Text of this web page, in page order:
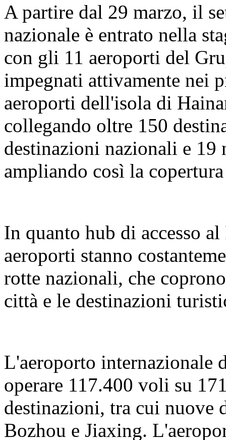
A partire dal 29 marzo, il
nazionale è entrato nella
con gli 11 aeroporti del
impegnati attivamente nei
aeroporti dell'isola di
collegando oltre 150
destinazioni nazionali e
ampliando così la
In quanto hub di accesso
aeroporti stanno
rotte nazionali, che
città e le destinazioni
L'aeroporto internazionale
operare 117.400 voli su
destinazioni, tra cui nuove
Bozhou e Jiaxing.